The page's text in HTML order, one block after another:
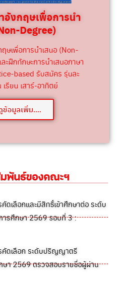
อังกฤษเพื่อการนำ
Degree)
ษเพื่อการนำเสนอ (Non-
ะฝึกทักษะการนำเสนอภาษา
based รับสมัคร รุ่นละ
รียน เสาร์-อาทิตย์
ข้อมูลเพิ่ม....
ดเลือกและมีสิทธิ์เข้าศึกษาต่อ ระดับ
รศึกษา 2569 รอบที่ 3 :
คัดเลือก ระดับปริญญาตรี
า 2569 ตรวจสอบรายชื่อผู้ผ่าน